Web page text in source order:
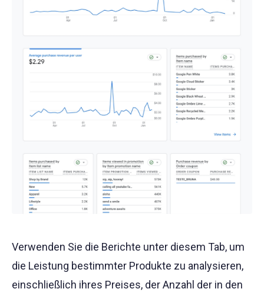
Verwenden Sie die Berichte unter diesem Tab, um
die Leistung bestimmter Produkte zu analysieren,
einschließlich ihres Preises, der Anzahl der in den